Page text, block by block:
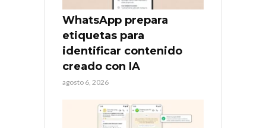
WhatsApp prepara
etiquetas para
identificar contenido
creado con IA
agosto 6, 2026